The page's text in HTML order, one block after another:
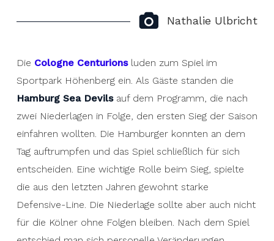
Nathalie Ulbricht
Die Cologne Centurionsluden zum Spiel im
Sportpark Höhenberg ein. Als Gäste standen die
Hamburg Sea Devils auf dem Programm, die nach
zwei Niederlagen in Folge, den ersten Sieg der Saison
einfahren wollten. Die Hamburger konnten an dem
Tag auftrumpfen und das Spiel schließlich für sich
entscheiden. Eine wichtige Rolle beim Sieg, spielte
die aus den letzten Jahren gewohnt starke
Defensive-Line. Die Niederlage sollte aber auch nicht
für die Kölner ohne Folgen bleiben. Nach dem Spiel